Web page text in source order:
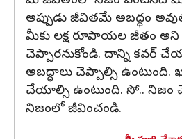
అప్పుడు జీవితమే అబద్ధం
మీకు లక్ష రూపాయల జీతం అని
చెప్పారనుకోండి. దాన్ని కవర్
అబద్ధాలు చెప్పాల్సి ఉంటుంది.
చేయాల్సి ఉంటుంది. సో.. నిజం
నిజంలో జీవించండి.